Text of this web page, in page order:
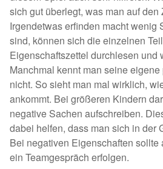
sich gut überlegt, was man auf den
Irgendetwas erfinden macht wenig
sind, können sich die einzelnen
Eigenschaftszettel durchlesen und
Manchmal kennt man seine
nicht. So sieht man mal wirklich,
ankommt. Bei größeren Kindern
negative Sachen aufschreiben.
dabei helfen, dass man sich in der
Bei negativen Eigenschaften
ein Teamgespräch erfolgen.